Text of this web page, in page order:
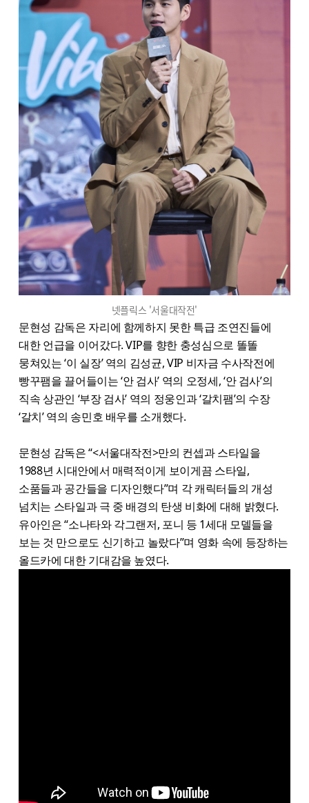
넷플릭스 '서울대작전'
문현성 감독은 자리에 함께하지 못한 특급 조연진들에
대한 언급을 이어갔다. VIP를 향한 충성심으로 똘똘
뭉쳐있는 ‘이 실장’ 역의 김성균, VIP 비자금 수사작전에
빵꾸팸을 끌어들이는 ‘안 검사’ 역의 오정세, ‘안 검사’의
직속 상관인 ‘부장 검사’ 역의 정웅인과 ‘갈치팸’의 수장
‘갈치’ 역의 송민호 배우를 소개했다.
문현성 감독은 “<서울대작전>만의 컨셉과 스타일을
1988년 시대안에서 매력적이게 보이게끔 스타일,
소품들과 공간들을 디자인했다”며 각 캐릭터들의 개성
넘치는 스타일과 극 중 배경의 탄생 비화에 대해 밝혔다.
유아인은 “소나타와 각그랜저, 포니 등 1세대 모델들을
보는 것 만으로도 신기하고 놀랐다”며 영화 속에 등장하는
올드카에 대한 기대감을 높였다.